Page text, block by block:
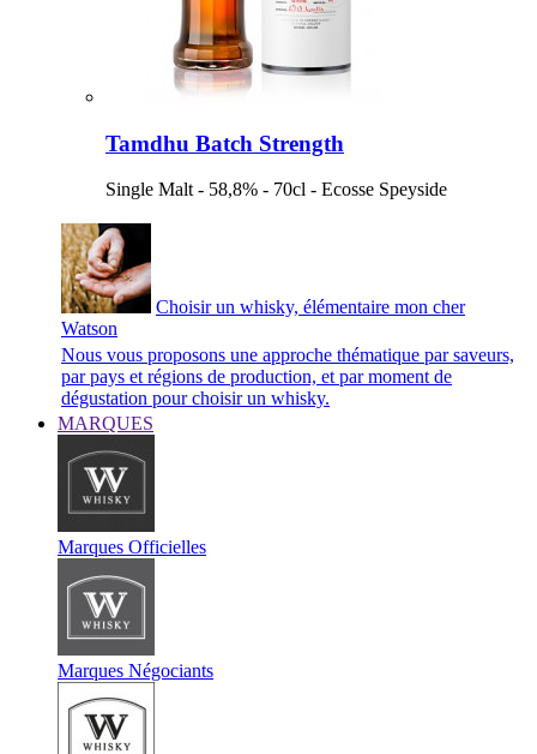
Tamdhu Batch Strength
Single Malt - 58,8% - 70cl - Ecosse Speyside
Choisir un whisky, élémentaire mon cher
Watson
Nous vous proposons une approche thématique par saveurs,
par pays et régions de production, et par moment de
dégustation pour choisir un whisky.
MARQUES
Marques Officielles
Marques Négociants